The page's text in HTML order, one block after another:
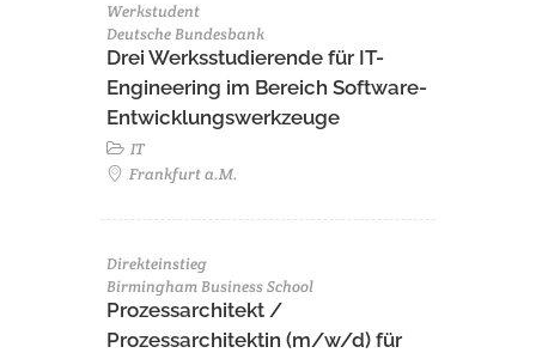
Werkstudent
Deutsche Bundesbank
Drei Werksstudierende für IT-
Engineering im Bereich Software-
Entwicklungswerkzeuge
IT
Frankfurt a.M.
Direkteinstieg
Birmingham Business School
Prozessarchitekt /
Prozessarchitektin (m/w/d) für